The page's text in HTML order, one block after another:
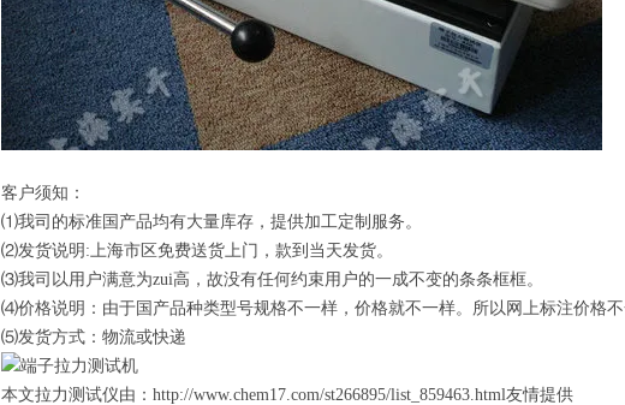
客户须知：
⑴我司的标准国产品均有大量库存，提供加工定制服务。
⑵发货说明:上海市区免费送货上门，款到当天发货。
⑶我司以用户满意为zui高，故没有任何约束用户的一成不变的条条框框。
⑷价格说明：由于国产品种类型号规格不一样，价格就不一样。所以网上标注价格
⑸发货方式：物流或快递
本文拉力测试仪由：http://www.chem17.com/st266895/list_859463.html友情提供